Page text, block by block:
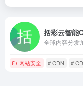
括彩云智能
全球内容分发
网站安全 # CDN #